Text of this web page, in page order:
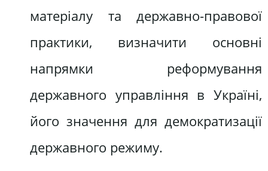
матеріалу та державно-правової
практики, визначити основні
напрямки реформування
державного управління в Україні,
його значення для демократизації
державного режиму.